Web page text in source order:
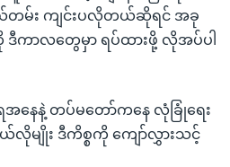
မ်း ကျင်းပလိုတယ်ဆိုရင် အခု
ဒီကာလတွေမှာ ရပ်ထားဖို့ လိုအပ်ပါ
အနေနဲ့ တပ်မတော်ကနေ လုံခြုံရေး
လိုမျိုး ဒီကိစ္စကို ကျော်လွှားသင့်